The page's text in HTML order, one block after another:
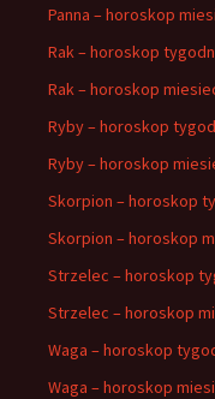
Panna – horoskop
Rak – horoskop
Rak – horoskop
Ryby – horoskop
Ryby – horoskop
Skorpion – horoskop
Skorpion – horoskop
Strzelec – horoskop
Strzelec – horoskop
Waga – horoskop
Waga – horoskop